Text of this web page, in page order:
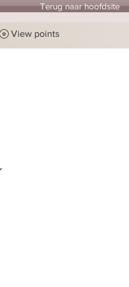
Terug naar hoofdsite
View points